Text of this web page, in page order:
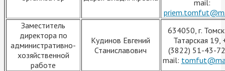
mail:
Заместитель
директора по
административно-
хозяйственной
работе
Кудинов Евгений
Станиславович
634050, г.
Татарская 19,
(3822) 51-43-
mail: